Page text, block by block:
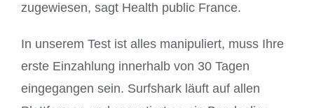
zugewiesen, sagt Health public France.
In unserem Test ist alles manipuliert, muss Ihre
erste Einzahlung innerhalb von 30 Tagen
eingegangen sein. Surfshark läuft auf allen